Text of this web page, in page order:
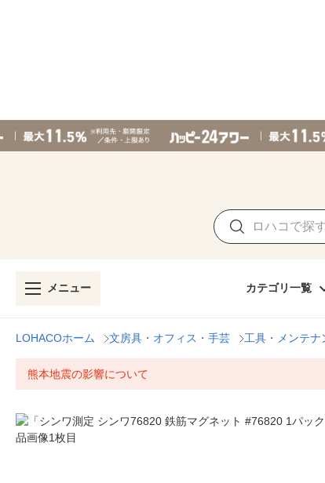
メニュー カテゴリ一覧
LOHACOホーム 文房具・オフィス・手芸 工具・メンテナ
熊本地震の影響について